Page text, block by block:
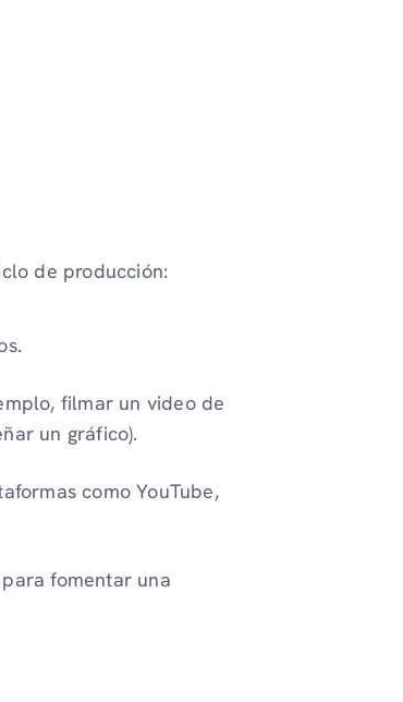
de producción:
filmar un video de
un gráfico).
como YouTube,
fomentar una